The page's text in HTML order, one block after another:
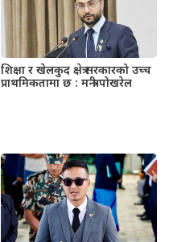
शिक्षा र खेलकुद क्षेत्र सरकारको उच्च
प्राथमिकतामा छ : मन्त्री पोखरेल